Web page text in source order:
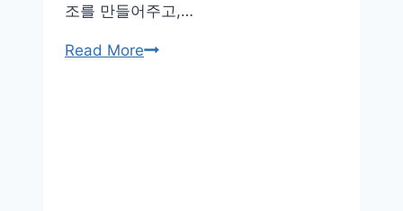
조를 만들어주고,…
Read More은